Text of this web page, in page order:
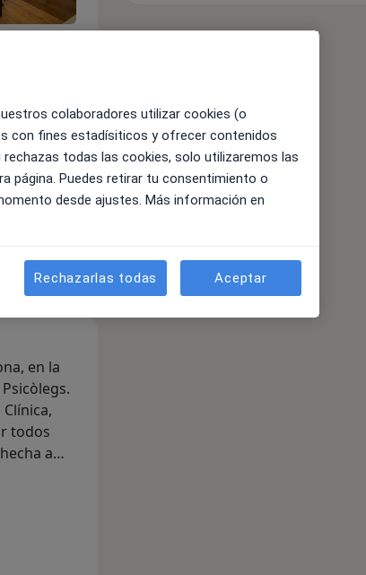
Consultas Opiniones
en la
todos
a
colaboradores utilizar cookies (o
con fines estadísiticos y ofrecer contenidos
todas las cookies, solo utilizaremos las
página. Puedes retirar tu consentimiento o
desde ajustes. Más información en
Rechazarlas todas Aceptar